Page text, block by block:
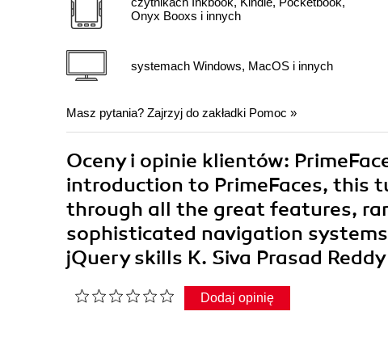
Onyx Booxs i innych
systemach Windows, MacOS i innych
Masz pytania? Zajrzyj do zakładki Pomoc »
Oceny i opinie klientów:
introduction to PrimeFaces, this
through all the great features,
sophisticated navigation
jQuery skills K. Siva Prasad Reddy
Dodaj opinię